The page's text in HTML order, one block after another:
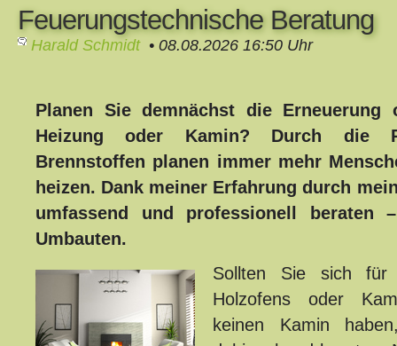
Feuerungstechnische Beratung
Harald Schmidt • 08.08.2026 16:50 Uhr
Planen Sie demnächst die Erneuerung
Heizung oder Kamin? Durch die
Brennstoffen planen immer mehr
heizen. Dank meiner Erfahrung durch
umfassend und professionell beraten
Umbauten.
Sollten Sie sich für
Holzofens oder
keinen Kamin